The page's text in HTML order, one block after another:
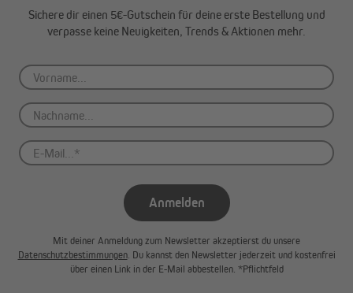
Sichere dir einen 5€-Gutschein für deine erste Bestellung und
verpasse keine Neuigkeiten, Trends & Aktionen mehr.
Anmelden
Mit deiner Anmeldung zum Newsletter akzeptierst du unsere
Datenschutzbestimmungen. Du kannst den Newsletter jederzeit und kostenfrei
über einen Link in der E-Mail abbestellen. *Pflichtfeld